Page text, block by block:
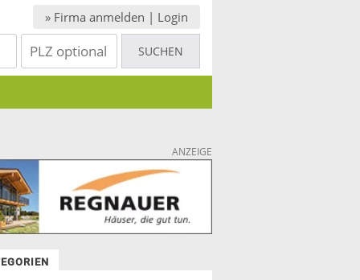
» Firma anmelden | Login
ANZEIGE